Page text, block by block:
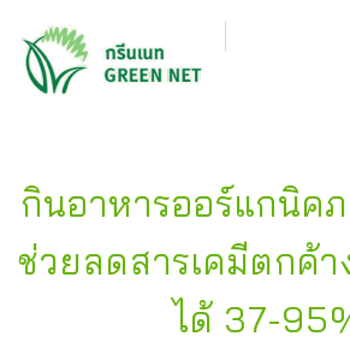
กินอาหารออร์แกนิค
ช่วยลดสารเคมีตกค้า
ได้ 37-